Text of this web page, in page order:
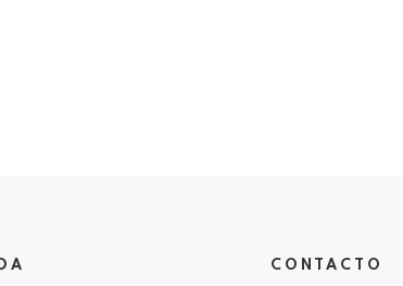
CONTACTO